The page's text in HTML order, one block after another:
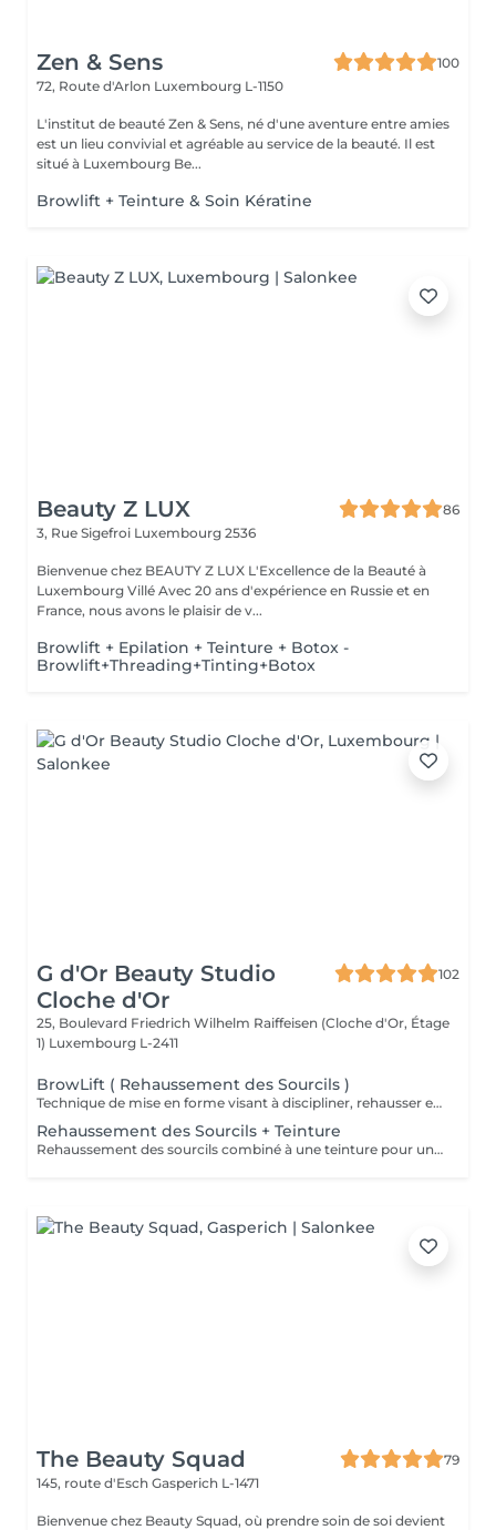
Zen & Sens
100
72, Route d'Arlon Luxembourg L-1150
L'institut de beauté Zen & Sens, né d'une aventure entre amies
est un lieu convivial et agréable au service de la beauté. Il est
situé à Luxembourg Be...
Browlift + Teinture & Soin Kératine
Beauty Z LUX
86
3, Rue Sigefroi Luxembourg 2536
Bienvenue chez BEAUTY Z LUX L'Excellence de la Beauté à
Luxembourg Villé Avec 20 ans d'expérience en Russie et en
France, nous avons le plaisir de v...
Browlift + Epilation + Teinture + Botox -
Browlift+Threading+Tinting+Botox
G d'Or Beauty Studio
Cloche d'Or
102
25, Boulevard Friedrich Wilhelm Raiffeisen (Cloche d'Or, Étage
1) Luxembourg L-2411
BrowLift ( Rehaussement des Sourcils )
Technique de mise en forme visant à discipliner, rehausser et fixer les poils pour un effet structuré et naturel.
Rehaussement des Sourcils + Teinture
Rehaussement des sourcils combiné à une teinture pour un regard plus intense, discipliné et parfaitement défini.
The Beauty Squad
79
145, route d'Esch Gasperich L-1471
Bienvenue chez Beauty Squad, où prendre soin de soi devient